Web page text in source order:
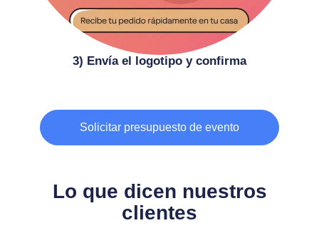
3) Envía el logotipo y confirma
Solicitar presupuesto de evento
Lo que dicen nuestros
clientes